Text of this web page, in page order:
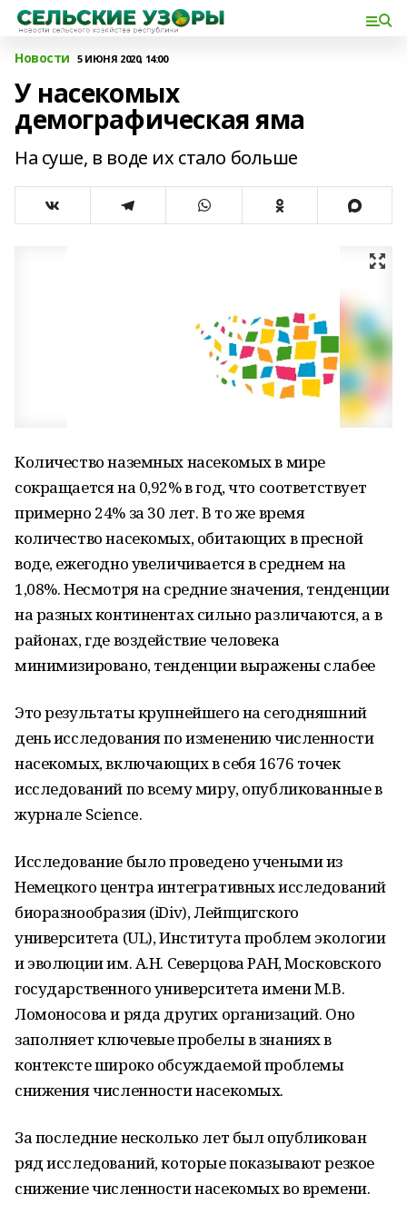
Новости 5 ИЮНЯ 2020, 14:00
У насекомых
демографическая яма
На суше, в воде их стало больше
Количество наземных насекомых в мире
сокращается на 0,92% в год, что соответствует
примерно 24% за 30 лет. В то же время
количество насекомых, обитающих в пресной
воде, ежегодно увеличивается в среднем на
1,08%. Несмотря на средние значения, тенденции
на разных континентах сильно различаются, а в
районах, где воздействие человека
минимизировано, тенденции выражены слабее
Это результаты крупнейшего на сегодняшний
день исследования по изменению численности
насекомых, включающих в себя 1676 точек
исследований по всему миру, опубликованные в
журнале Science.
Исследование было проведено учеными из
Немецкого центра интегративных исследований
биоразнообразия (iDiv), Лейпцигского
университета (UL), Института проблем экологии
и эволюции им. А.Н. Северцова РАН, Московского
государственного университета имени М.В.
Ломоносова и ряда других организаций. Оно
заполняет ключевые пробелы в знаниях в
контексте широко обсуждаемой проблемы
снижения численности насекомых.
За последние несколько лет был опубликован
ряд исследований, которые показывают резкое
снижение численности насекомых во времени.